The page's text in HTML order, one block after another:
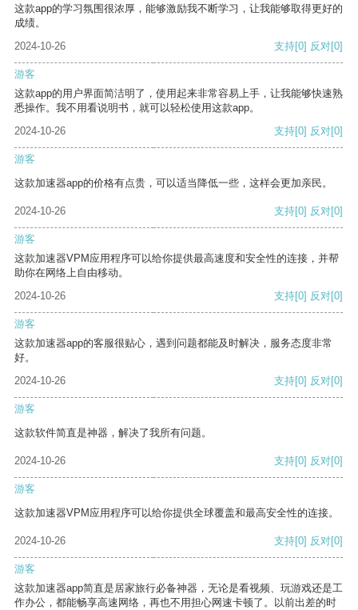
这款app的学习氛围很浓厚，能够激励我不断学习，让我能够取得更好的
成绩。
2024-10-26
支持[0] 反对[0]
游客
这款app的用户界面简洁明了，使用起来非常容易上手，让我能够快速熟
悉操作。我不用看说明书，就可以轻松使用这款app。
2024-10-26
支持[0] 反对[0]
游客
这款加速器app的价格有点贵，可以适当降低一些，这样会更加亲民。
2024-10-26 支持[0] 反对[0]
游客
这款加速器VPM应用程序可以给你提供最高速度和安全性的连接，并帮
助你在网络上自由移动。
2024-10-26
支持[0] 反对[0]
游客
这款加速器app的客服很贴心，遇到问题都能及时解决，服务态度非常
好。
2024-10-26
支持[0] 反对[0]
游客
这款软件简直是神器，解决了我所有问题。
2024-10-26 支持[0] 反对[0]
游客
这款加速器VPM应用程序可以给你提供全球覆盖和最高安全性的连接。
2024-10-26 支持[0] 反对[0]
游客
这款加速器app简直是居家旅行必备神器，无论是看视频、玩游戏还是工
作办公，都能畅享高速网络，再也不用担心网速卡顿了。以前出差的时